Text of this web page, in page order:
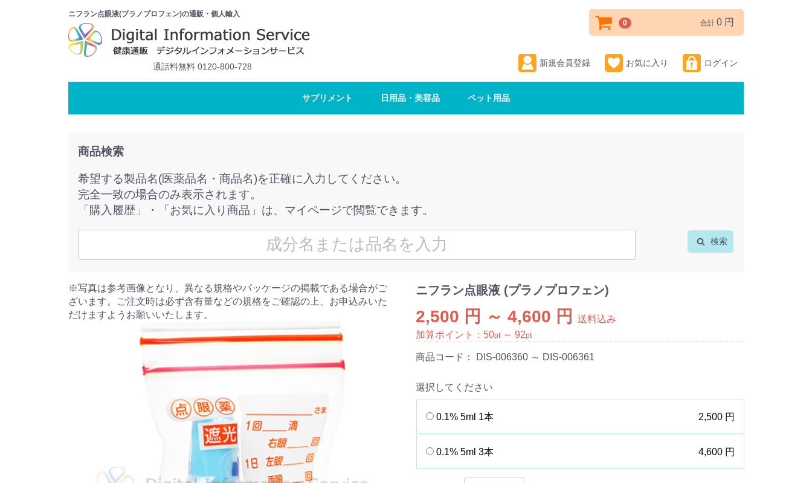
ニフラン点眼液(プラノプロフェン)の通販・個人輸入
通話料無料 0120-800-728 新規会員登録 お気に入り ログイン
0 合計 0 円
サプリメント 日用品・美容品 ペット用品
商品検索
希望する製品名(医薬品名・商品名)を正確に入力してください。
完全一致の場合のみ表示されます。
「購入履歴」・「お気に入り商品」は、マイページで閲覧できます。
検索
※写真は参考画像となり、異なる規格やパッケージの掲載である場合がご
ざいます。ご注文時は必ず含有量などの規格をご確認の上、お申込みいた
だけますようお願いいたします。
ニフラン点眼液 (プラノプロフェン)
2,500 円 ～ 4,600 円
送料込み
加算ポイント： 50pt ～ 92pt
商品コード： DIS-006360 ～ DIS-006361
選択してください
0.1% 5ml 1本 2,500 円
0.1% 5ml 3本 4,600 円